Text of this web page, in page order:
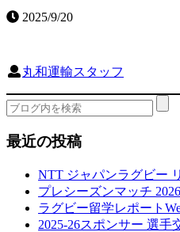
2025/9/20
丸和運輸スタッフ
最近の投稿
NTT ジャパンラグビー
プレシーズンマッチ
ラグビー留学レポート
2025-26スポンサー 選手